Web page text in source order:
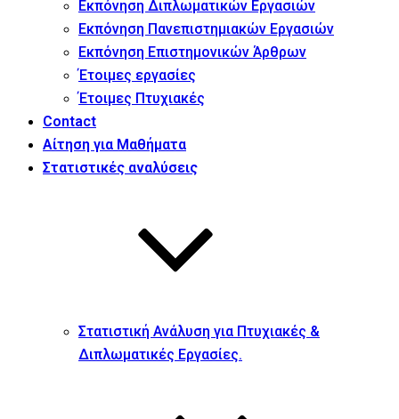
Εκπόνηση Διπλωματικών Εργασιών
Εκπόνηση Πανεπιστημιακών Εργασιών
Εκπόνηση Επιστημονικών Άρθρων
Έτοιμες εργασίες
Έτοιμες Πτυχιακές
Contact
Αίτηση για Μαθήματα
Στατιστικές αναλύσεις
Στατιστική Ανάλυση για Πτυχιακές &
Διπλωματικές Εργασίες.